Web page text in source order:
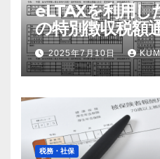
eLTAXを利用し
の特別徴収税額
配布および確認
年；2025年】
2025年7月10日
税務・社保